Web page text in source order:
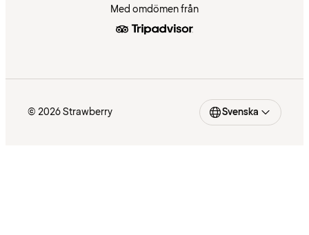
Med omdömen från
© 2026 Strawberry Svenska